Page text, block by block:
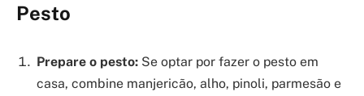
Pesto
Prepare o pesto: Se optar por fazer o pesto em
casa, combine manjericão, alho, pinoli, parmesão e